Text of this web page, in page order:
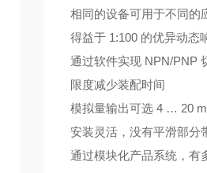
相同的设备可用于不同的
得益于 1:100 的优异动态
通过软件实现 NPN/PNP
限度减少装配时间
模拟量输出可选 4 … 20
安装灵活，没有平滑部分
通过模块化产品系统，有